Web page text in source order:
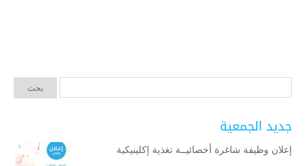
جديد الجمعية
إعلان وظيفة شاغرة أخصائيــة تغذية إكلينيكية